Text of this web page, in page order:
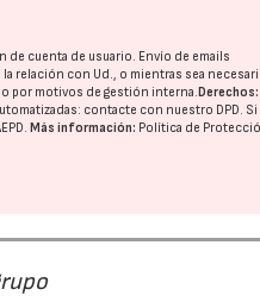
cuenta de usuario. Envío de emails
relación con Ud., o mientras sea
por motivos de gestión interna.Derechos:
contacte con nuestro DPD. Si
.Más información: Política de